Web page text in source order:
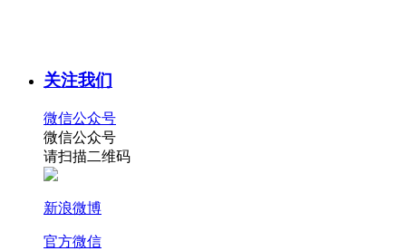
关注我们
微信公众号
微信公众号
请扫描二维码
新浪微博
官方微信